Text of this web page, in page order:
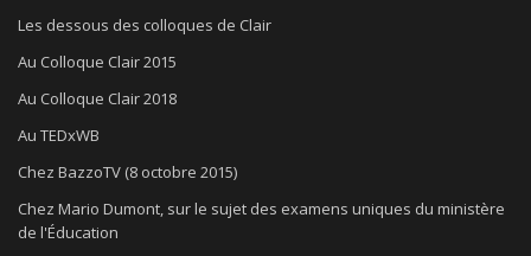
Les dessous des colloques de Clair
Au Colloque Clair 2015
Au Colloque Clair 2018
Au TEDxWB
Chez BazzoTV (8 octobre 2015)
Chez Mario Dumont, sur le sujet des examens uniques du ministère
de l'Éducation